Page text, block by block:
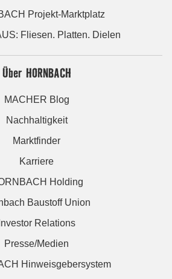
Projekt-Marktplatz
Fliesen. Platten. Dielen
Über HORNBACH
MACHER Blog
Nachhaltigkeit
Marktfinder
Karriere
Holding
Baustoff Union
Investor Relations
Presse/Medien
Hinweisgebersystem